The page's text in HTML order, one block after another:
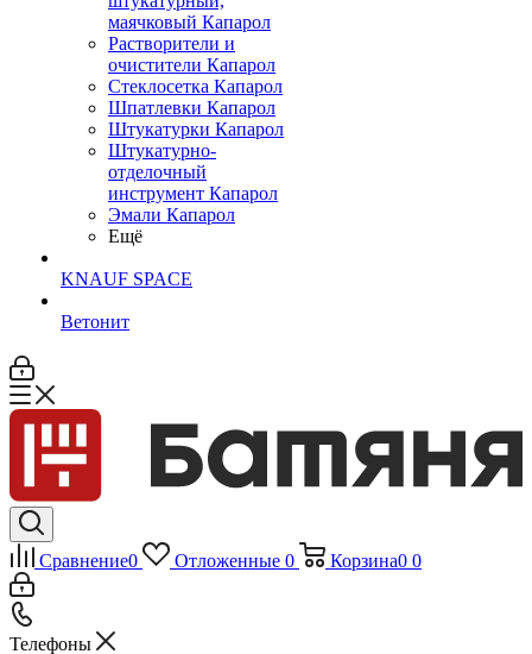
маячковый Капарол
Растворители и
очистители Капарол
Cтеклосетка Капарол
Шпатлевки Капарол
Штукатурки Капарол
Штукатурно-
отделочный
инструмент Капарол
Эмали Капарол
Ещё
KNAUF SPACE
Ветонит
Сравнение0 Отложенные 0 Корзина0 0
Телефоны